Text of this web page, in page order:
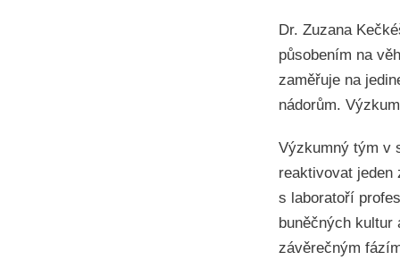
Dr. Zuzana
působením na
zaměřuje na
nádorům.
Výzkumný tým v
reaktivovat jeden
s laboratoří
buněčných
závěrečným